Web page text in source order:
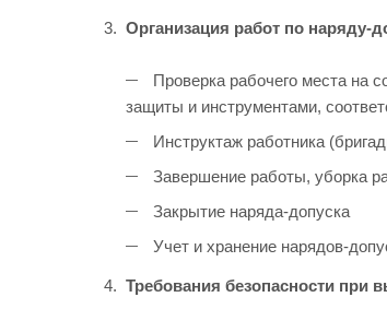
Организация работ по наряду-
Проверка рабочего места на
защиты и инструментами,
Инструктаж работника
Завершение работы, уборка
Закрытие наряда-допуска
Учет и хранение нарядов-
Требования безопасности при